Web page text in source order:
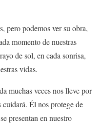
pero podemos ver su obra,
momento de nuestras
de sol, en cada sonrisa,
vidas.
muchas veces nos lleve por
Él nos protege de
presentan en nuestro